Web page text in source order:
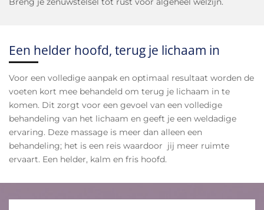
Een helder hoofd, terug je lichaam in
Voor een volledige aanpak en optimaal resultaat worden de
voeten kort mee behandeld om terug je lichaam in te
komen. Dit zorgt voor een gevoel van een volledige
behandeling van het lichaam en geeft je een weldadige
ervaring. Deze massage is meer dan alleen een
behandeling; het is een reis waardoor jij meer ruimte
ervaart. Een helder, kalm en fris hoofd.